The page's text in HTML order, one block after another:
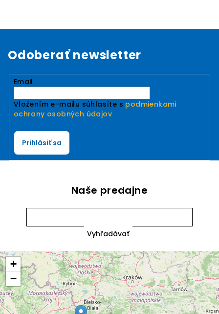
Odoberať newsletter
Email
Vložením e-mailu súhlasíte s podmienkami
ochrany osobných údajov
Prihlásiť sa
Naše predajne
+
−